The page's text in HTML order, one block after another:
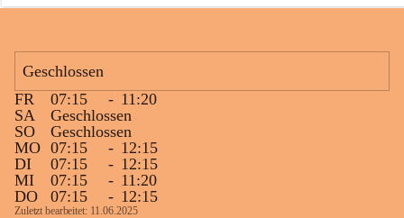
n
Geschlossen
FR
07:15 - 11:20
SA
Geschlossen
SO
Geschlossen
MO 07:15 - 12:15
DI
07:15 - 12:15
MI
07:15 - 11:20
DO
07:15 - 12:15
Zuletzt bearbeitet: 11.06.2025